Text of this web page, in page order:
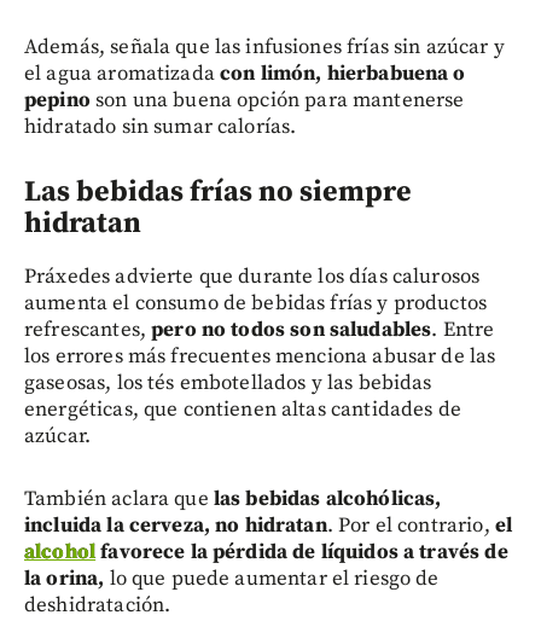
Además, señala que las infusiones frías sin azúcar y
el agua aromatizadacon limón, hierbabuena o
pepinoson una buena opción para mantenerse
hidratado sin sumar calorías.
Las bebidas frías no siempre
hidratan
Práxedes advierte que durante los días calurosos
aumenta el consumo de bebidas frías y productos
refrescantes,pero no todos son saludables. Entre
los errores más frecuentes menciona abusar de las
gaseosas, los tés embotellados y las bebidas
energéticas, que contienen altas cantidades de
azúcar.
También aclara que las bebidas alcohólicas,
incluida la cerveza, no hidratan. Por el contrario, el
alcoholfavorece la pérdida de líquidos a través de
la orina, lo que puede aumentar el riesgo de
deshidratación.